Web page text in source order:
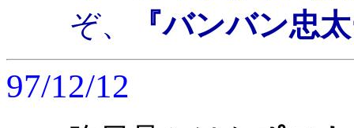
ぞ、
『バンバン忠
97/12/12